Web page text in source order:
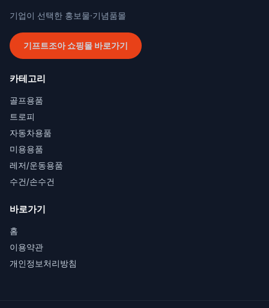
기업이 선택한 홍보물·기념품몰
기프트조아 쇼핑몰 바로가기
카테고리
골프용품
트로피
자동차용품
미용용품
레저/운동용품
수건/손수건
바로가기
홈
이용약관
개인정보처리방침